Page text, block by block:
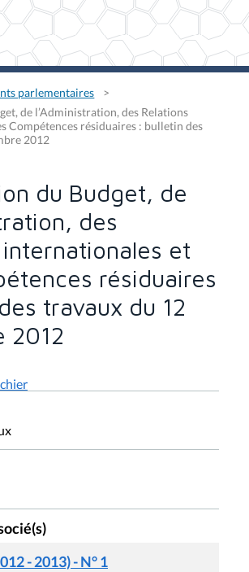
parlementaires
de l’Administration, des Relations
Compétences résiduaires : bulletin des
2012
du Budget, de
des
et
résiduaires
travaux du 12
2012
- 2013) - N° 1